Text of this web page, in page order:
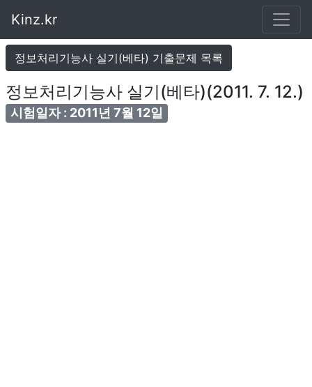
Kinz.kr
정보처리기능사 실기(베타) 기출문제 목록
정보처리기능사 실기(베타)(2011. 7. 12.)
시험일자 : 2011년 7월 12일